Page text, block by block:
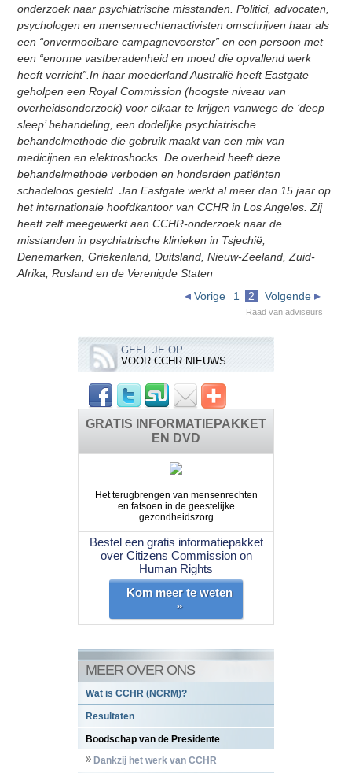
onderzoek naar psychiatrische misstanden. Politici, advocaten,
psychologen en mensenrechtenactivisten omschrijven haar als
een “onvermoeibare campagnevoerster” en een persoon met
een “enorme vastberadenheid en moed die opvallend werk
heeft verricht”.In haar moederland Australië heeft Eastgate
geholpen een Royal Commission (hoogste niveau van
overheidsonderzoek) voor elkaar te krijgen vanwege de ‘deep
sleep’ behandeling, een dodelijke psychiatrische
behandelmethode die gebruik maakt van een mix van
medicijnen en elektroshocks. De overheid heeft deze
behandelmethode verboden en honderden patiënten
schadeloos gesteld. Jan Eastgate werkt al meer dan 15 jaar op
het internationale hoofdkantoor van CCHR in Los Angeles. Zij
heeft zelf meegewerkt aan CCHR-onderzoek naar de
misstanden in psychiatrische klinieken in Tsjechië,
Denemarken, Griekenland, Duitsland, Nieuw-Zeeland, Zuid-
Afrika, Rusland en de Verenigde Staten
Volgende
1 2
Vorige
Raad van adviseurs
GEEF JE OP
VOOR CCHR NIEUWS
GRATIS INFORMATIEPAKKET
EN DVD
Het terugbrengen van mensenrechten
en fatsoen in de geestelijke
gezondheidszorg
Bestel een gratis informatiepakket
over Citizens Commission on
Human Rights
Kom meer te weten
»
MEER OVER ONS
Wat is CCHR (NCRM)?
Resultaten
Boodschap van de Presidente
Dankzij het werk van CCHR